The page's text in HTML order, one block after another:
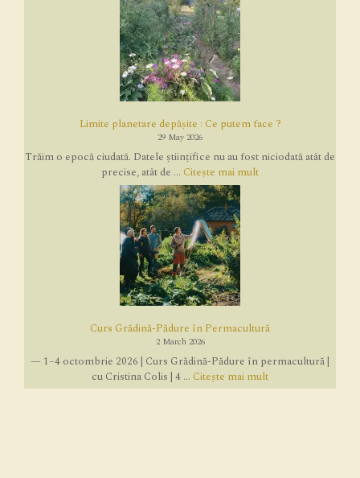
Limite planetare depășite : Ce putem face ?
29 May 2026
Trăim o epocă ciudată. Datele științifice nu au fost niciodată atât de
precise, atât de ... Citește mai mult
Curs Grădină-Pădure în Permacultură
2 March 2026
— 1–4 octombrie 2026 | Curs Grădină-Pădure în permacultură |
cu Cristina Colis | 4 ... Citește mai mult